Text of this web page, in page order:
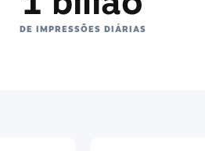
DE IMPRESSÕES DIÁRIAS